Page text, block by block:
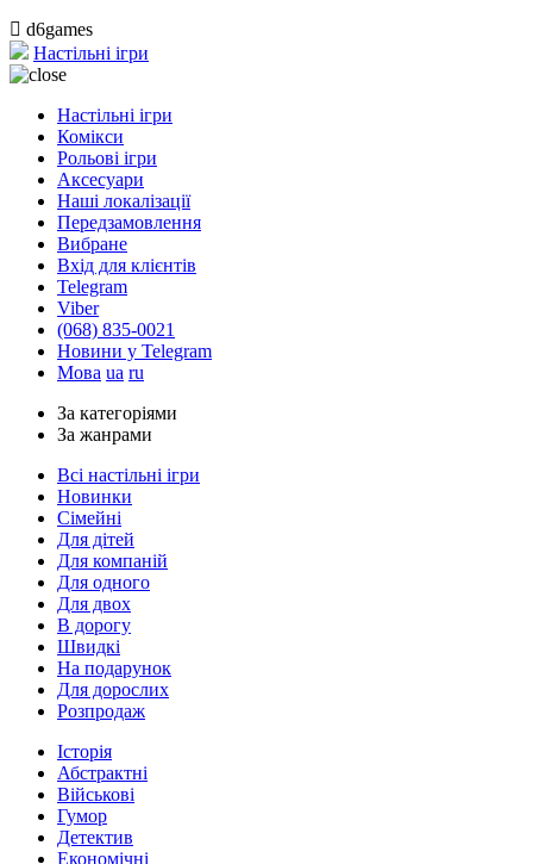
d6games
Настільні ігри
Настільні ігри
Комікси
Рольові ігри
Аксесуари
Наші локалізації
Передзамовлення
Вибране
Вхід для клієнтів
Telegram
Viber
(068) 835-0021
Новини у Telegram
Мова ua ru
За категоріями
За жанрами
Всі настільні ігри
Новинки
Сімейні
Для дітей
Для компаній
Для одного
Для двох
В дорогу
Швидкі
На подарунок
Для дорослих
Розпродаж
Історія
Абстрактні
Військові
Гумор
Детектив
Економічні